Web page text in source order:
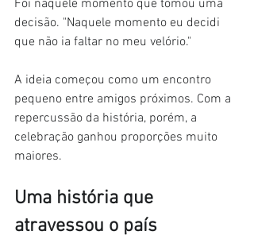
Foi naquele momento que tomou uma
decisão. "Naquele momento eu decidi
que não ia faltar no meu velório."
A ideia começou como um encontro
pequeno entre amigos próximos. Com a
repercussão da história, porém, a
celebração ganhou proporções muito
maiores.
Uma história que
atravessou o país